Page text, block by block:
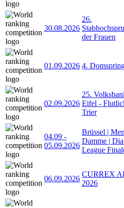
30.08.2026
26.
der Frauen
01.09.2026 4.
02.09.2026
25.
Eifel -
Trier
04.09 -
05.09.2026
Brüssel |
Damme |
League
06.09.2026
CURREX
2026